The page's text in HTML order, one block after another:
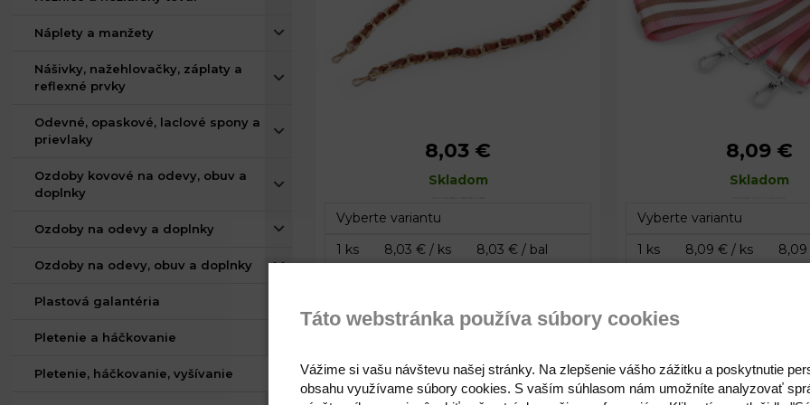
Náplety a manžety
Nášivky, nažehlovačky, záplaty a
reflexné prvky
Odevné, opaskové, laclové spony a
prievlaky
Ozdoby kovové na odevy, obuv a
doplnky
Ozdoby na odevy a doplnky
Ozdoby na odevy, obuv a doplnky
Plastová galantéria
Pletenie a háčkovanie
Pletenie, háčkovanie, vyšívanie
2 cm
120 cm
8,03 €
Skladom
8,03 €
5 cm
79 - 142 cm
8,09 €
Skladom
Koženkový popruh / ucho na kabelku s
retiazkou a karabínami šírka 1,5 cm
Koženkový popruh / ucho
karabínami šírka 1
Táto webstránka používa súbory cookies
Vážime si vašu návštevu našej stránky. Na zlepšenie vášho zážitku a poskytnutie
obsahu využívame súbory cookies. S vaším súhlasom nám umožníte analyzovať